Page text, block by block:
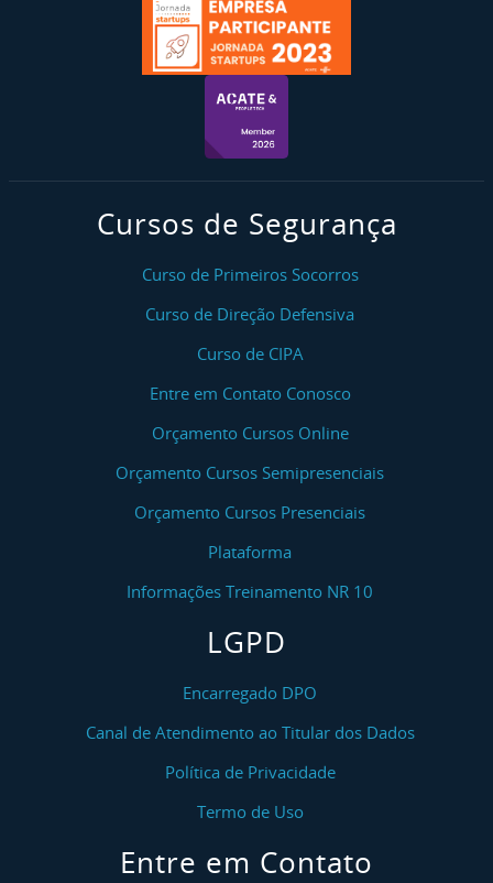
Cursos de Segurança
Curso de Primeiros Socorros
Curso de Direção Defensiva
Curso de CIPA
Entre em Contato Conosco
Orçamento Cursos Online
Orçamento Cursos Semipresenciais
Orçamento Cursos Presenciais
Plataforma
Informações Treinamento NR 10
LGPD
Encarregado DPO
Canal de Atendimento ao Titular dos Dados
Política de Privacidade
Termo de Uso
Entre em Contato